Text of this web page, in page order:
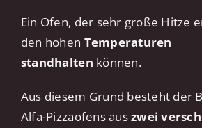
Ein Ofen, der sehr große Hitze
den hohen Temperaturen
standhalten können.
Aus diesem Grund besteht der
Alfa-Pizzaofens auszwei